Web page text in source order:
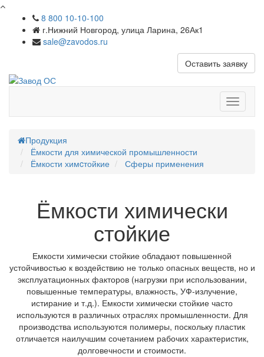
8 800 10-10-100
г.Нижний Новгород, улица Ларина, 26Ак1
sale@zavodos.ru
Оставить заявку
меню
Продукция
Ёмкости для химической промышленности
Ёмкости химcтойкие
Сферы применения
Ёмкости химически
стойкие
Емкости химически стойкие обладают повышенной
устойчивостью к воздействию не только опасных веществ, но и
эксплуатационных факторов (нагрузки при использовании,
повышенные температуры, влажность, УФ-излучение,
истирание и т.д.). Емкости химически стойкие часто
используются в различных отраслях промышленности. Для
производства используются полимеры, поскольку пластик
отличается наилучшим сочетанием рабочих характеристик,
долговечности и стоимости.